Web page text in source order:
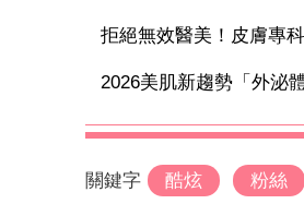
拒絕無效醫美！皮膚專
2026美肌新趨勢「外泌
關鍵字 酷炫 粉絲